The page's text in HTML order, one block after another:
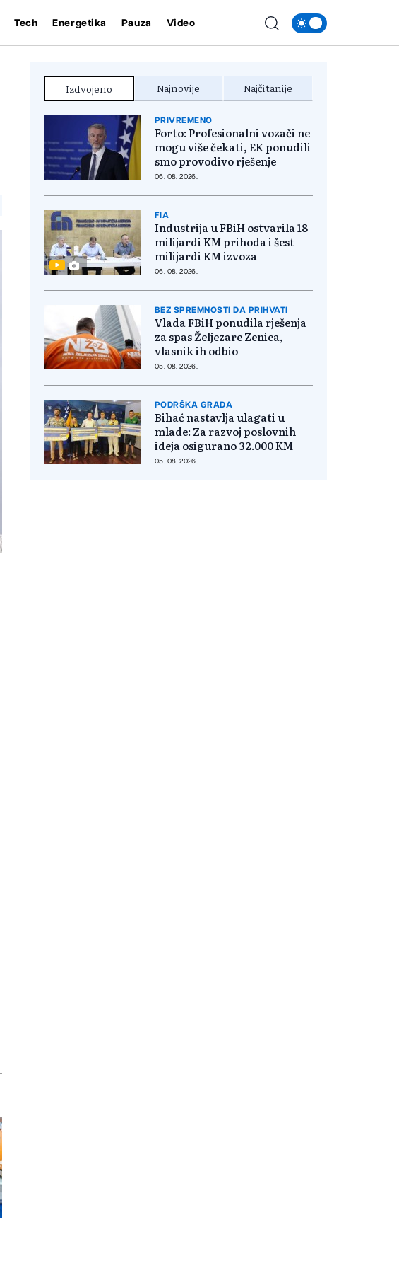
Tech Energetika Pauza Video
Izdvojeno Najnovije Najčitanije
PRIVREMENO
Forto: Profesionalni vozači ne
mogu više čekati, EK ponudili
smo provodivo rješenje
06. 08. 2026.
FIA
Industrija u FBiH ostvarila 18
milijardi KM prihoda i šest
milijardi KM izvoza
06. 08. 2026.
BEZ SPREMNOSTI DA PRIHVATI
Vlada FBiH ponudila rješenja
za spas Željezare Zenica,
vlasnik ih odbio
05. 08. 2026.
PODRŠKA GRADA
Bihać nastavlja ulagati u
mlade: Za razvoj poslovnih
ideja osigurano 32.000 KM
05. 08. 2026.